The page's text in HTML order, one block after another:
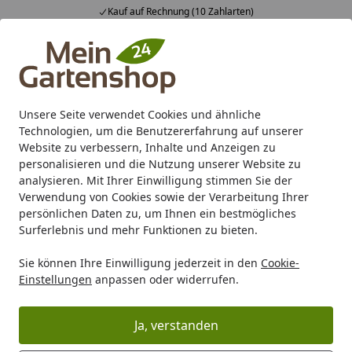
Unsere Seite verwendet Cookies und ähnliche
Technologien, um die Benutzererfahrung auf unserer
Website zu verbessern, Inhalte und Anzeigen zu
personalisieren und die Nutzung unserer Website zu
analysieren. Mit Ihrer Einwilligung stimmen Sie der
Verwendung von Cookies sowie der Verarbeitung Ihrer
persönlichen Daten zu, um Ihnen ein bestmögliches
Surferlebnis und mehr Funktionen zu bieten.
Sie können Ihre Einwilligung jederzeit in den Cookie-
Einstellungen anpassen oder widerrufen.
Ja, verstanden
Fachberatung &
Alle Produkte
Mein Konto
Suchen
Karibu Pools inkl. gratis Sandfilteranlage & Pool-
Starterset (Gesamtwert bis 468,99€)
Startseite
Freizeit Teichtechnik Teichbeleuchtung
Teichbeleuchtung
Ihre Artikelübersicht